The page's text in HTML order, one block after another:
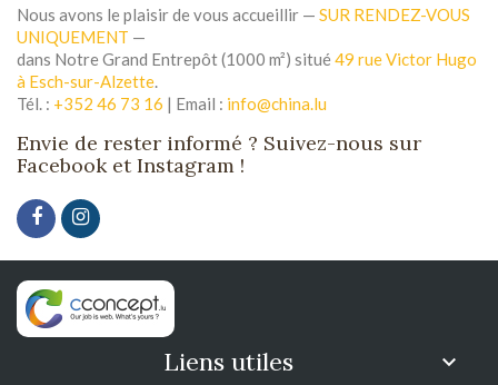
Nous avons le plaisir de vous accueillir — SUR RENDEZ-VOUS
UNIQUEMENT —
dans Notre Grand Entrepôt (1000 m²) situé 49 rue Victor Hugo
à Esch-sur-Alzette.
Tél. : +352 46 73 16 | Email : info@china.lu
Envie de rester informé ? Suivez-nous sur
Facebook et Instagram !
Liens utiles 